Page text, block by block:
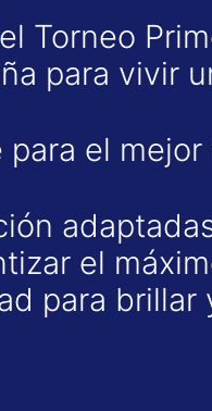
Torneo
para vivir
para el
el
para brillar